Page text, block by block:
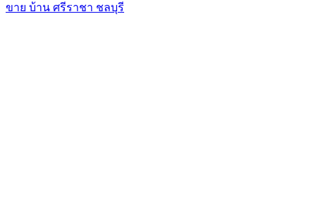
ขาย บ้าน ศรีราชา ชลบุรี